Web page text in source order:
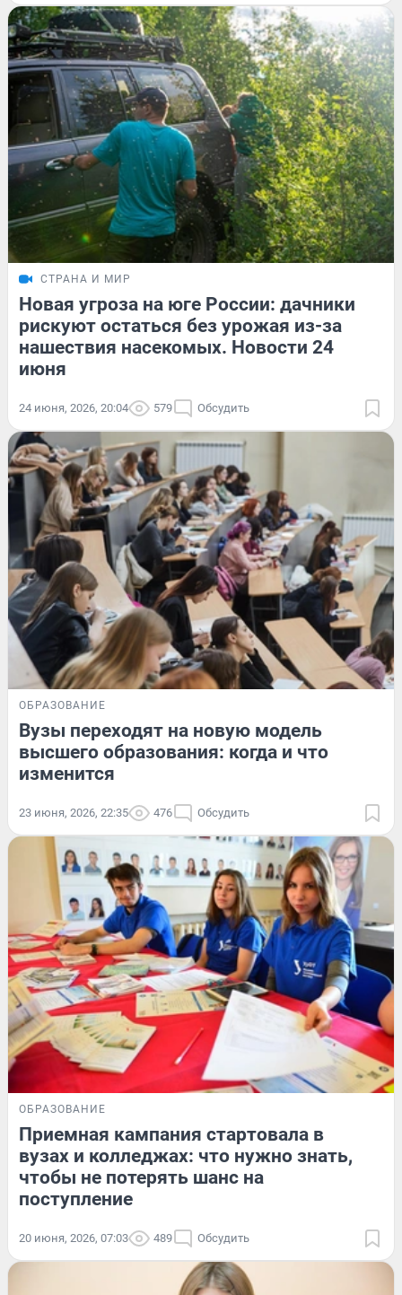
СТРАНА И МИР
Новая угроза на юге России: дачники
рискуют остаться без урожая из-за
нашествия насекомых. Новости 24
июня
24 июня, 2026, 20:04 579 Обсудить
ОБРАЗОВАНИЕ
Вузы переходят на новую модель
высшего образования: когда и что
изменится
23 июня, 2026, 22:35 476 Обсудить
ОБРАЗОВАНИЕ
Приемная кампания стартовала в
вузах и колледжах: что нужно знать,
чтобы не потерять шанс на
поступление
20 июня, 2026, 07:03 489 Обсудить